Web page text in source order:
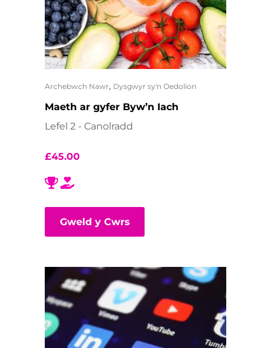
Archebwch Nawr, Dysgwyr sy'n Oedolion
Maeth ar gyfer Byw’n Iach
Lefel 2 - Canolradd
£45.00
Gweld y Cwrs